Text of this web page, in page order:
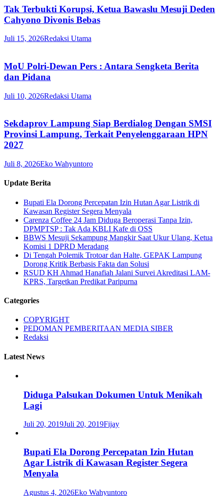
Tak Terbukti Korupsi, Ketua Bawaslu Mesuji Deden
Cahyono Divonis Bebas
Juli 15, 2026Redaksi Utama
MoU Polri-Dewan Pers : Antara Sengketa Berita
dan Pidana
Juli 10, 2026Redaksi Utama
Sekdaprov Lampung Siap Berdialog Dengan SMSI
Provinsi Lampung, Terkait Penyelenggaraan HPN
2027
Juli 8, 2026Eko Wahyuntoro
Update Berita
Bupati Ela Dorong Percepatan Izin Hutan Agar Listrik di
Kawasan Register Segera Menyala
Carenza Coffee 24 Jam Diduga Beroperasi Tanpa Izin,
DPMPTSP : Tak Ada KBLI Kafe di OSS
BBWS Mesuji Sekampung Mangkir Saat Ukur Ulang, Ketua
Komisi 1 DPRD Meradang
Di Tengah Polemik Trotoar dan Halte, GEPAK Lampung
Dorong Kritik Berbasis Fakta dan Solusi
RSUD KH Ahmad Hanafiah Jalani Survei Akreditasi LAM-
KPRS, Targetkan Predikat Paripurna
Categories
COPYRIGHT
PEDOMAN PEMBERITAAN MEDIA SIBER
Redaksi
Latest News
Diduga Palsukan Dokumen Untuk Menikah
Lagi
Juli 20, 2019Juli 20, 2019Fijay
Bupati Ela Dorong Percepatan Izin Hutan
Agar Listrik di Kawasan Register Segera
Menyala
Agustus 4, 2026Eko Wahyuntoro